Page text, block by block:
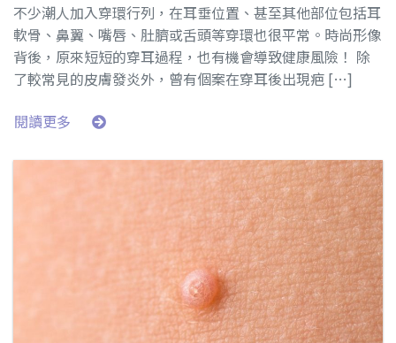
不少潮人加入穿環行列，在耳垂位置、甚至其他部位包括耳
軟骨、鼻翼、嘴唇、肚臍或舌頭等穿環也很平常。時尚形像
背後，原來短短的穿耳過程，也有機會導致健康風險！ 除
了較常見的皮膚發炎外，曾有個案在穿耳後出現疤 […]
閱讀更多